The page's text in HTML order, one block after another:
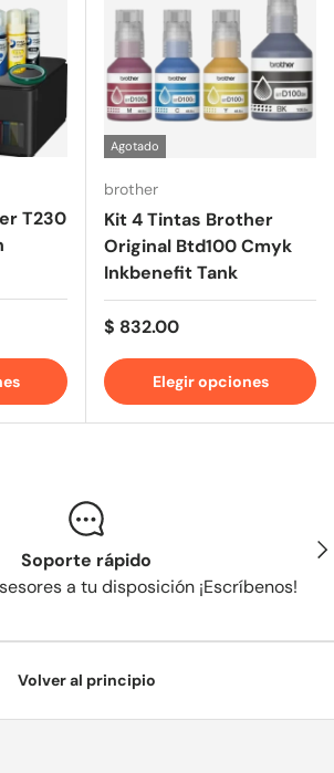
T230
Agotado
brother
Kit 4 Tintas Brother
Original Btd100 Cmyk
Inkbenefit Tank
Precio normal
$ 832.00
Elegir opciones
Soporte rápido
a tu disposición ¡Escríbenos!
Volver al principio